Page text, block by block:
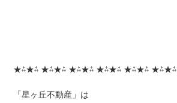
★⁂★⁂ ★⁂★⁂ ★⁂★⁂ ★⁂★⁂ ★⁂★⁂ ★⁂★⁂
「星ヶ丘不動産」は